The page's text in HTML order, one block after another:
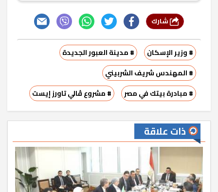
# وزير الإسكان
# مدينة العبور الجديدة
# المهندس شريف الشربيني
# مبادرة بيتك في مصر
# مشروع ڤالي تاورز إيست
ذات علاقة